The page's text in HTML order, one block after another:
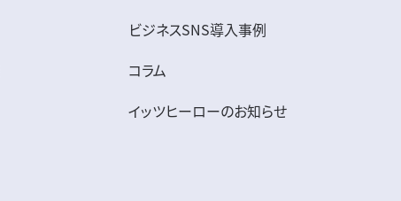
ビジネスSNS導入事例
コラム
イッツヒーローのお知らせ